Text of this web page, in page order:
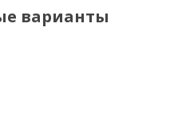
варианты